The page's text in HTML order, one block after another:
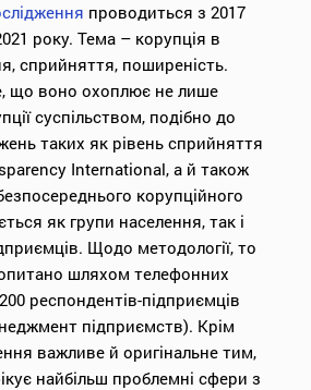
проводиться з 2017
року. Тема – корупція в
сприйняття, поширеність.
що воно охоплює не лише
суспільством, подібно до
таких як рівень сприйняття
International, а й також
корупційного
як групи населення, так і
Щодо методології, то
шляхом телефонних
респондентів-підприємців
підприємств). Крім
важливе й оригінальне тим,
найбільш проблемні сфери з